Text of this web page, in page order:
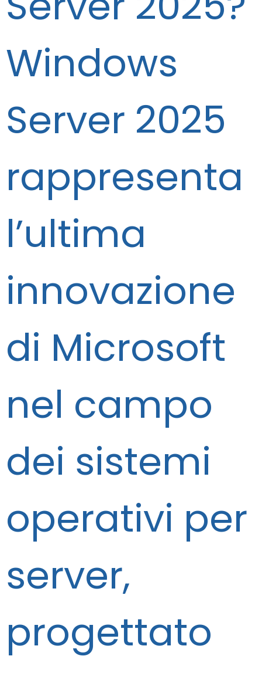
Windows
Server 2025
rappresenta
l’ultima
innovazione
di Microsoft
nel campo
dei sistemi
operativi per
server,
progettato